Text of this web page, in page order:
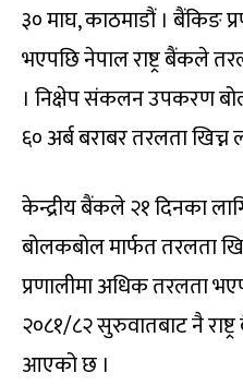
३० माघ, काठमाडौं । बैंकिङ
भएपछि नेपाल राष्ट्र बैंकले
। निक्षेप संकलन उपकरण
६० अर्ब बराबर तरलता खिच्न
केन्द्रीय बैंकले २१ दिनका
बोलकबोल मार्फत तरलता
प्रणालीमा अधिक तरलता
२०८१/८२ सुरुवातबाट नै
आएको छ ।